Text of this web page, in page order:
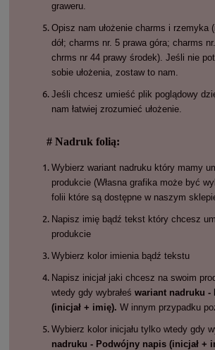
graweru.
Opisz nam ułożenie charms i rzemyka
dół; charms nr. 5 prawa góra; charms
chrms nr 44 prawy środek). Jeśli nie
sobie ułożenia, zostaw to nam.
Jeśli chcesz umieść plik poglądowy
nam łatwiej zrozumieć ułożenie.
# Nadruk folią:
Wybierz wariant nadruku który mamy
produkcie (Własna grafika może być
folii które są dostępne w naszym
Napisz imię bądź tekst który chcesz
produkcie
Wybierz kolor imienia bądź tekstu
Napisz inicjał jaki chcesz na swoim
wtedy gdy wybrałeś wariant nadruku -
(inicjał + imię). W innym przypadku
Wybierz kolor inicjału tylko wtedy gdy
nadruku - Podwójny napis (inicjał +